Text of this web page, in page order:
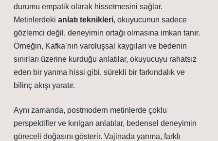
durumu empatik olarak hissetmesini sağlar.
Metinlerdeki anlatı teknikleri, okuyucunun sadece
gözlemci değil, deneyimin ortağı olmasına imkan tanır.
Örneğin, Kafka’nın varoluşsal kaygıları ve bedenin
sınırları üzerine kurduğu anlatılar, okuyucuyu rahatsız
eden bir yanma hissi gibi, sürekli bir farkındalık ve
bilinç akışı yaratır.
Aynı zamanda, postmodern metinlerde çoklu
perspektifler ve kırılgan anlatılar, bedensel deneyimin
göreceli doğasını gösterir. Vajinada yanma, farklı